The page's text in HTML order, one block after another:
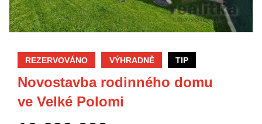
REZERVOVÁNO VÝHRADNĚ TIP
Novostavba rodinného domu
ve Velké Polomi